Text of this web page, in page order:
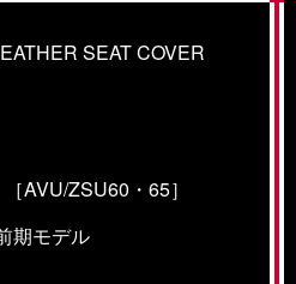
SEAT COVER
AVU/ZSU60・65］
期モデル